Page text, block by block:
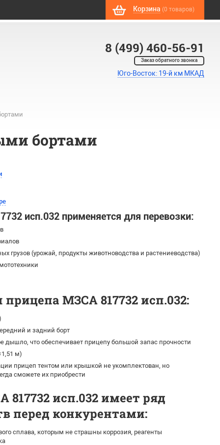
Корзина (0 товаров)
8 (499) 460-56-91
Заказ обратного звонка
Юго-Восток: 19-й км МКАД
бортами
исп.032 применяется для перевозки:
грузов (урожай, продукты животноводства и растениеводства)
прицепа МЗСА 817732 исп.032:
и задний борт
дышло, что обеспечивает прицепу большой запас прочности
м)
прицеп тентом или крышкой не укомплектован, но
сможете их приобрести
исп.032 имеет ряд
перед конкурентами:
сплава, которым не страшны коррозия, реагенты